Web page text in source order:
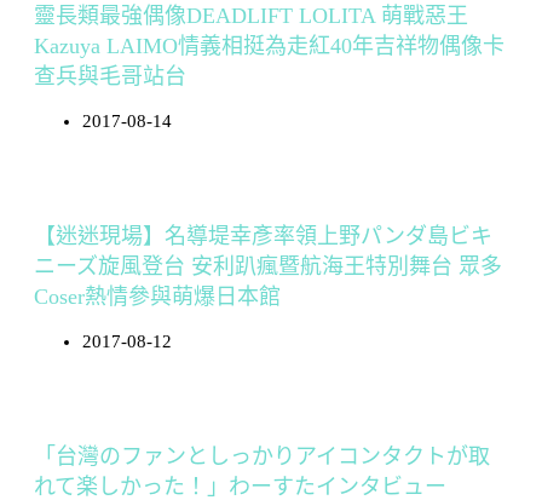
靈長類最強偶像DEADLIFT LOLITA 萌戰惡王
Kazuya LAIMO情義相挺為走紅40年吉祥物偶像卡
查兵與毛哥站台
2017-08-14
【迷迷現場】名導堤幸彥率領上野パンダ島ビキ
ニーズ旋風登台 安利趴瘋暨航海王特別舞台 眾多
Coser熱情參與萌爆日本館
2017-08-12
「台灣のファンとしっかりアイコンタクトが取
れて楽しかった！」わーすたインタビュー